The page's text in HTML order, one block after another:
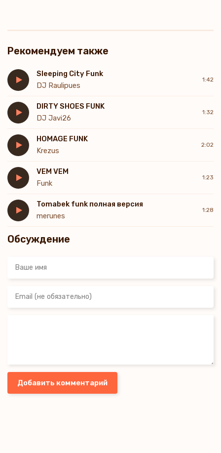
Рекомендуем также
Sleeping City Funk
DJ Raulipues
1:42
DIRTY SHOES FUNK
DJ Javi26
1:32
HOMAGE FUNK
Krezus
2:02
VEM VEM
Funk
1:23
Tomabek funk полная версия
merunes
1:28
Обсуждение
Добавить комментарий